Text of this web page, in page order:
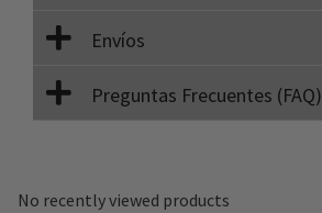
Envíos
Preguntas Frecuentes (FAQ)
No recently viewed products